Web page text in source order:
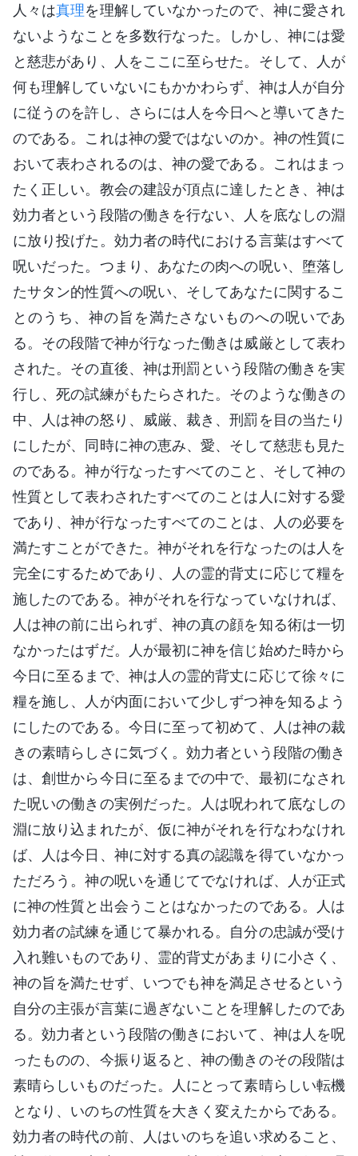
人々は真理を理解していなかったので、神に愛され
ないようなことを多数行なった。しかし、神には愛
と慈悲があり、人をここに至らせた。そして、人が
何も理解していないにもかかわらず、神は人が自分
に従うのを許し、さらには人を今日へと導いてきた
のである。これは神の愛ではないのか。神の性質に
おいて表わされるのは、神の愛である。これはまっ
たく正しい。教会の建設が頂点に達したとき、神は
効力者という段階の働きを行ない、人を底なしの淵
に放り投げた。効力者の時代における言葉はすべて
呪いだった。つまり、あなたの肉への呪い、堕落し
たサタン的性質への呪い、そしてあなたに関するこ
とのうち、神の旨を満たさないものへの呪いであ
る。その段階で神が行なった働きは威厳として表わ
された。その直後、神は刑罰という段階の働きを実
行し、死の試練がもたらされた。そのような働きの
中、人は神の怒り、威厳、裁き、刑罰を目の当たり
にしたが、同時に神の恵み、愛、そして慈悲も見た
のである。神が行なったすべてのこと、そして神の
性質として表わされたすべてのことは人に対する愛
であり、神が行なったすべてのことは、人の必要を
満たすことができた。神がそれを行なったのは人を
完全にするためであり、人の霊的背丈に応じて糧を
施したのである。神がそれを行なっていなければ、
人は神の前に出られず、神の真の顔を知る術は一切
なかったはずだ。人が最初に神を信じ始めた時から
今日に至るまで、神は人の霊的背丈に応じて徐々に
糧を施し、人が内面において少しずつ神を知るよう
にしたのである。今日に至って初めて、人は神の裁
きの素晴らしさに気づく。効力者という段階の働き
は、創世から今日に至るまでの中で、最初になされ
た呪いの働きの実例だった。人は呪われて底なしの
淵に放り込まれたが、仮に神がそれを行なわなけれ
ば、人は今日、神に対する真の認識を得ていなかっ
ただろう。神の呪いを通じてでなければ、人が正式
に神の性質と出会うことはなかったのである。人は
効力者の試練を通じて暴かれる。自分の忠誠が受け
入れ難いものであり、霊的背丈があまりに小さく、
神の旨を満たせず、いつでも神を満足させるという
自分の主張が言葉に過ぎないことを理解したのであ
る。効力者という段階の働きにおいて、神は人を呪
ったものの、今振り返ると、神の働きのその段階は
素晴らしいものだった。人にとって素晴らしい転機
となり、いのちの性質を大きく変えたからである。
効力者の時代の前、人はいのちを追い求めること、